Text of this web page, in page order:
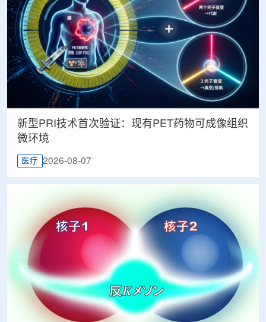
新型PRI技术首次验证：现有PET药物可成像组织
微环境
医疗 2026-08-07